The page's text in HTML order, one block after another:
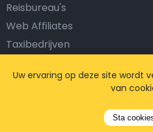
Reisbureau's
Web Affiliates
Taxibedrijven
Uw ervaring op deze site wordt
van
Sta